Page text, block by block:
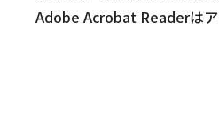
Adobe Acrobat Readerはア